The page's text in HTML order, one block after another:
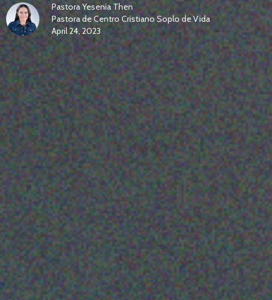
Pastora Yesenia Then
Pastora de Centro Cristiano Soplo de Vida
April 24, 2023